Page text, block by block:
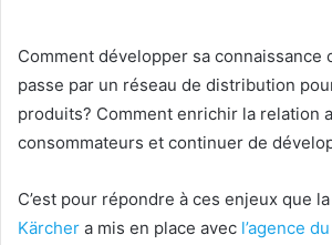
Comment développer sa connaissance
passe par un réseau de distribution
produits? Comment enrichir la relation
consommateurs et continuer de
C’est pour répondre à ces enjeux que
Kärcher a mis en place avec l’agence